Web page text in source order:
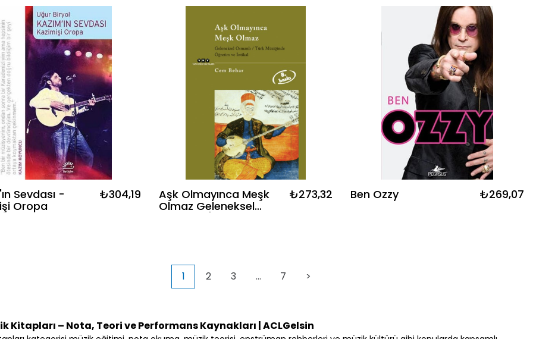
Sevdası -
Oropa
₺304,19
Aşk Olmayınca Meşk
Olmaz Geleneksel
₺273,32 Ben Ozzy ₺269,07
1 2 3 ... 7 >
Kitapları – Nota, Teori ve Performans Kaynakları | ACLGelsin